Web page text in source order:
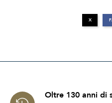
X
Oltre 130 anni di